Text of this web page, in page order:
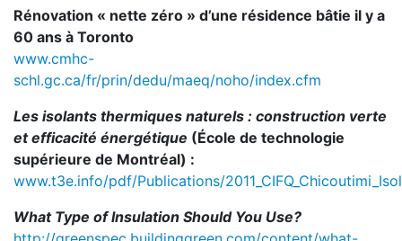
Rénovation « nette zéro » d’une résidence bâtie il y a
60 ans à Toronto
www.cmhc-
schl.gc.ca/fr/prin/dedu/maeq/noho/index.cfm
Les isolants thermiques naturels : construction verte
et efficacité énergétique (École de technologie
supérieure de Montréal) :
www.t3e.info/pdf/Publications/
What Type of Insulation Should You Use?